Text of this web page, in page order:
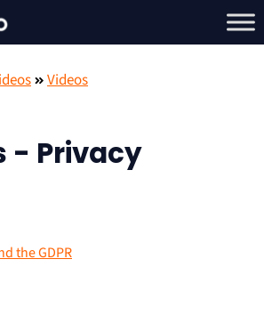
Videos
- Privacy
the GDPR